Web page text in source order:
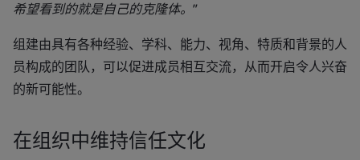
希望看到的就是自己的克隆体。”
组建由具有各种经验、学科、能力、视角、特质和背景的人
员构成的团队，可以促进成员相互交流，从而开启令人兴奋
的新可能性。
在组织中维持信任文化